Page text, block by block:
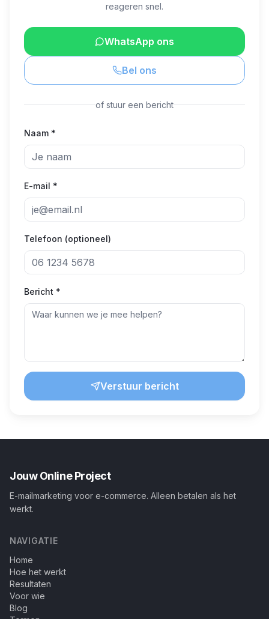
reageren snel.
WhatsApp ons
Bel ons
of stuur een bericht
Naam *
E-mail *
Telefoon (optioneel)
Bericht *
Verstuur bericht
Jouw Online Project
E-mailmarketing voor e-commerce. Alleen betalen als het
werkt.
NAVIGATIE
Home
Hoe het werkt
Resultaten
Voor wie
Blog